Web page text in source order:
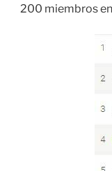
200 miembros